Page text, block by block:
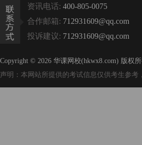
资讯电话: 400-805-0075
合作邮箱: 712931609@qq.com
投诉建议: 712931609@qq.com
Copyright © 2026 华课网校(hkwx8.com) 版权
声明：本网站所提供的考试信息仅供考生参